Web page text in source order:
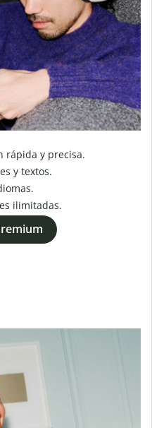
rápida y precisa.
y textos.
ilimitadas.